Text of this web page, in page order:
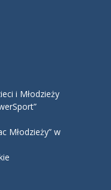
i Młodzieży
Młodzieży” w